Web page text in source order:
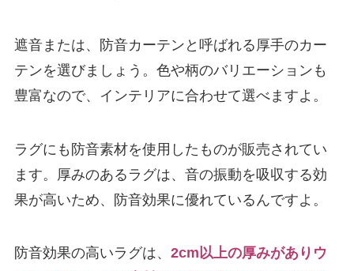
遮音または、防音カーテンと呼ばれる厚手のカー
テンを選びましょう。色や柄のバリエーションも
豊富なので、インテリアに合わせて選べますよ。
ラグにも防音素材を使用したものが販売されてい
ます。厚みのあるラグは、音の振動を吸収する効
果が高いため、防音効果に優れているんですよ。
防音効果の高いラグは、 2cm以上の厚みがありウ